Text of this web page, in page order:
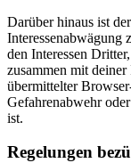
Darüber hinaus ist
Interessenabwägung
den Interessen
zusammen mit
übermittelter
Gefahrenabwehr
ist.
Regelungen